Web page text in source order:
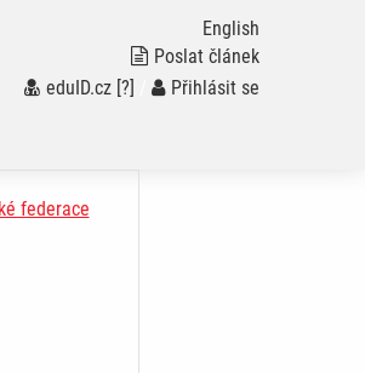
English
Poslat článek
eduID.cz [?] Přihlásit se
federace